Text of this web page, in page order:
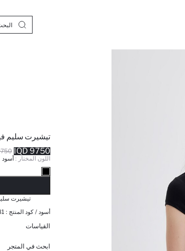
تيشيرت سليم
IQD 9750 IQD
اللون المختار : أسود
تيشيرت
أسود / كود المنتج :
القياسات
ابحث في المتجر